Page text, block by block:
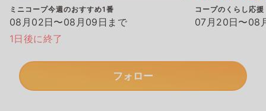
ミニコープ今週のおすすめ1番
08月02日〜08月09日まで
1日後に終了
コープのくらし応援
07月20日〜08
フォロー